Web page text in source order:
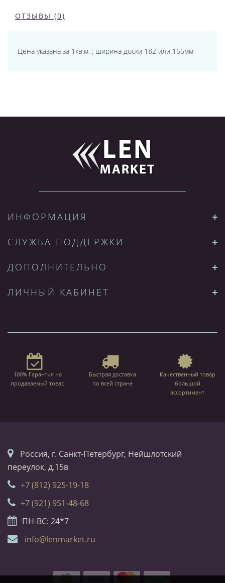
ОТЗЫВЫ (0)
Цена указана за 1кв.м. ; ширина доски 182 или 165мм
ИНФОРМАЦИЯ
СЛУЖБА ПОДДЕРЖКИ
ДОПОЛНИТЕЛЬНО
ЛИЧНЫЙ КАБИНЕТ
100% Гарантия на
продаваемый товар
Быстрая доставка
по всей стране
Качественный товар
большой
ассортимент
Россия, г. Санкт-Петербург, Нейшлотский
переулок, д.15в
+7 (812) 925-19-18
+7 (921) 951-48-68
ПН-ВС: 24*7
info@lenmarket.ru